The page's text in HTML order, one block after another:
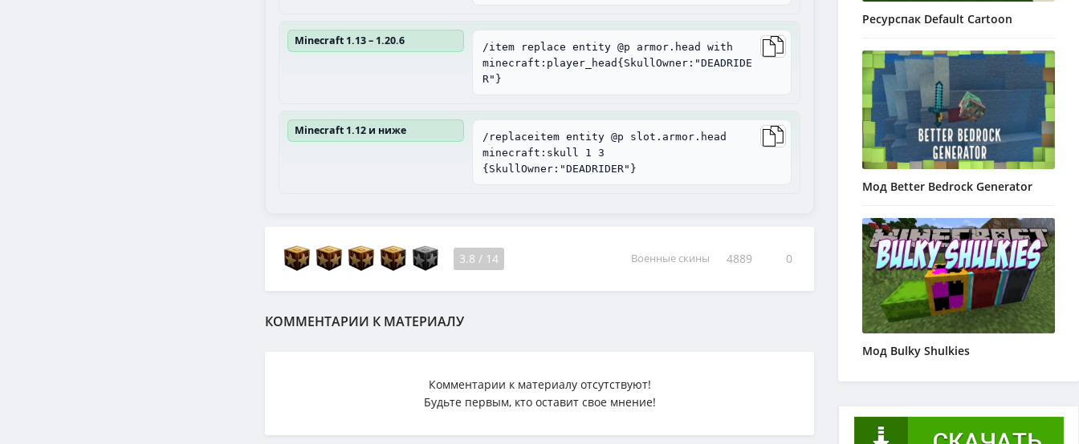
Minecraft 1.13 – 1.20.6
/item replace entity @p armor.head with
minecraft:player_head{SkullOwner:"DEADRIDE
R"}
Minecraft 1.12 и ниже
/replaceitem entity @p slot.armor.head
minecraft:skull 1 3
{SkullOwner:"DEADRIDER"}
3.8 / 14 Военные скины 4889 0
КОММЕНТАРИИ К МАТЕРИАЛУ
Комментарии к материалу отсутствуют!
Будьте первым, кто оставит свое мнение!
Ресурспак Default Cartoon
Мод Better Bedrock Generator
Мод Bulky Shulkies